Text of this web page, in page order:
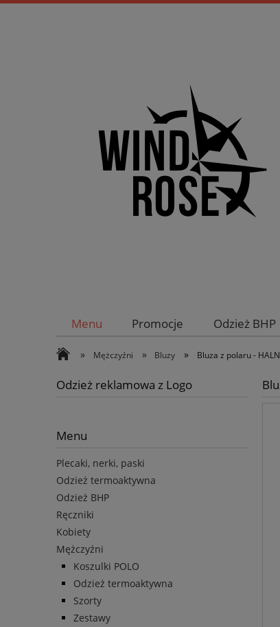
Menu Promocje Odzież BHP
» Mężczyźni » Bluzy » Bluza z polaru -
Odzież reklamowa z Logo
Menu
Plecaki, nerki, paski
Odzież termoaktywna
Odzież BHP
Ręczniki
Kobiety
Mężczyźni
Koszulki POLO
Odzież termoaktywna
Szorty
Zestawy